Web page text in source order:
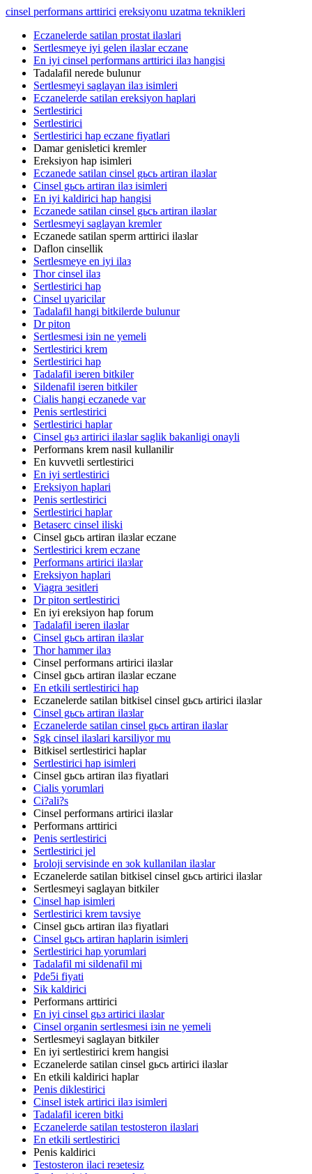
cinsel performans arttirici ereksiyonu uzatma teknikleri
Eczanelerde satilan prostat ilaзlari
Sertlesmeye iyi gelen ilaзlar eczane
En iyi cinsel performans arttirici ilaз hangisi
Tadalafil nerede bulunur
Sertlesmeyi saglayan ilaз isimleri
Eczanelerde satilan ereksiyon haplari
Sertlestirici
Sertlestirici
Sertlestirici hap eczane fiyatlari
Damar genisletici kremler
Ereksiyon hap isimleri
Eczanede satilan cinsel gьcь artiran ilaзlar
Cinsel gьcь artiran ilaз isimleri
En iyi kaldirici hap hangisi
Eczanede satilan cinsel gьcь artiran ilaзlar
Sertlesmeyi saglayan kremler
Eczanede satilan sperm arttirici ilaзlar
Daflon cinsellik
Sertlesmeye en iyi ilaз
Thor cinsel ilaз
Sertlestirici hap
Cinsel uyaricilar
Tadalafil hangi bitkilerde bulunur
Dr piton
Sertlesmesi iзin ne yemeli
Sertlestirici krem
Sertlestirici hap
Tadalafil iзeren bitkiler
Sildenafil iзeren bitkiler
Cialis hangi eczanede var
Penis sertlestirici
Sertlestirici haplar
Cinsel gьз artirici ilaзlar saglik bakanligi onayli
Performans krem nasil kullanilir
En kuvvetli sertlestirici
En iyi sertlestirici
Ereksiyon haplari
Penis sertlestirici
Sertlestirici haplar
Betaserc cinsel iliski
Cinsel gьcь artiran ilaзlar eczane
Sertlestirici krem eczane
Performans artirici ilaзlar
Ereksiyon haplari
Viagra зesitleri
Dr piton sertlestirici
En iyi ereksiyon hap forum
Tadalafil iзeren ilaзlar
Cinsel gьcь artiran ilaзlar
Thor hammer ilaз
Cinsel performans artirici ilaзlar
Cinsel gьcь artiran ilaзlar eczane
En etkili sertlestirici hap
Eczanelerde satilan bitkisel cinsel gьcь artirici ilaзlar
Cinsel gьcь artiran ilaзlar
Eczanelerde satilan cinsel gьcь artiran ilaзlar
Sgk cinsel ilaзlari karsiliyor mu
Bitkisel sertlestirici haplar
Sertlestirici hap isimleri
Cinsel gьcь artiran ilaз fiyatlari
Cialis yorumlari
Ci?ali?s
Cinsel performans artirici ilaзlar
Performans arttirici
Penis sertlestirici
Sertlestirici jel
Ьroloji servisinde en зok kullanilan ilaзlar
Eczanelerde satilan bitkisel cinsel gьcь artirici ilaзlar
Sertlesmeyi saglayan bitkiler
Cinsel hap isimleri
Sertlestirici krem tavsiye
Cinsel gьcь artiran ilaз fiyatlari
Cinsel gьcь artiran haplarin isimleri
Sertlestirici hap yorumlari
Tadalafil mi sildenafil mi
Pde5i fiyati
Sik kaldirici
Performans arttirici
En iyi cinsel gьз artirici ilaзlar
Cinsel organin sertlesmesi iзin ne yemeli
Sertlesmeyi saglayan bitkiler
En iyi sertlestirici krem hangisi
Eczanelerde satilan cinsel gьcь artirici ilaзlar
En etkili kaldirici haplar
Penis diklestirici
Cinsel istek artirici ilaз isimleri
Tadalafil iceren bitki
Eczanelerde satilan testosteron ilaзlari
En etkili sertlestirici
Penis kaldirici
Testosteron ilaci reзetesiz